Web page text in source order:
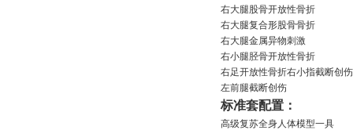
右大腿股骨开放性骨折
右大腿复合形股骨骨折
右大腿金属异物刺激
右小腿胫骨开放性骨折
右足开放性骨折右小指截断创伤
左前腿截断创伤
标准套配置：
高级复苏全身人体模型一具